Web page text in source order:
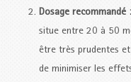
Dosage recommandé :
situe entre 20 à 50
être très prudentes
de minimiser les